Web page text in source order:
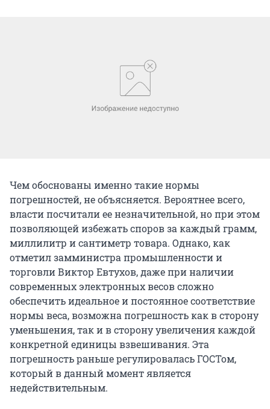
Чем обоснованы именно такие нормы
погрешностей, не объясняется. Вероятнее всего,
власти посчитали ее незначительной, но при этом
позволяющей избежать споров за каждый грамм,
миллилитр и сантиметр товара. Однако, как
отметил замминистра промышленности и
торговли Виктор Евтухов, даже при наличии
современных электронных весов сложно
обеспечить идеальное и постоянное соответствие
нормы веса, возможна погрешность как в сторону
уменьшения, так и в сторону увеличения каждой
конкретной единицы взвешивания. Эта
погрешность раньше регулировалась ГОСТом,
который в данный момент является
недействительным.